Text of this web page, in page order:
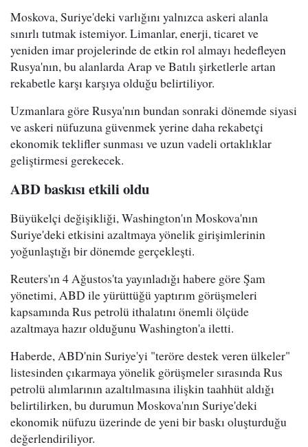
Moskova, Suriye'deki varlığını yalnızca askeri alanla
sınırlı tutmak istemiyor. Limanlar, enerji, ticaret ve
yeniden imar projelerinde de etkin rol almayı hedefleyen
Rusya'nın, bu alanlarda Arap ve Batılı şirketlerle artan
rekabetle karşı karşıya olduğu belirtiliyor.
Uzmanlara göre Rusya'nın bundan sonraki dönemde siyasi
ve askeri nüfuzuna güvenmek yerine daha rekabetçi
ekonomik teklifler sunması ve uzun vadeli ortaklıklar
geliştirmesi gerekecek.
ABD baskısı etkili oldu
Büyükelçi değişikliği, Washington'ın Moskova'nın
Suriye'deki etkisini azaltmaya yönelik girişimlerinin
yoğunlaştığı bir dönemde gerçekleşti.
Reuters'ın 4 Ağustos'ta yayınladığı habere göre Şam
yönetimi, ABD ile yürüttüğü yaptırım görüşmeleri
kapsamında Rus petrolü ithalatını önemli ölçüde
azaltmaya hazır olduğunu Washington'a iletti.
Haberde, ABD'nin Suriye'yi "teröre destek veren ülkeler"
listesinden çıkarmaya yönelik görüşmeler sırasında Rus
petrolü alımlarının azaltılmasına ilişkin taahhüt aldığı
belirtilirken, bu durumun Moskova'nın Suriye'deki
ekonomik nüfuzu üzerinde de yeni bir baskı oluşturduğu
değerlendiriliyor.